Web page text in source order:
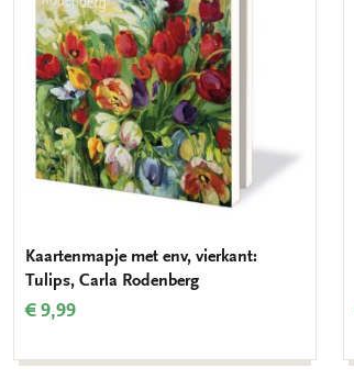
Kaartenmapje met env, vierkant:
Tulips, Carla Rodenberg
€ 9,99